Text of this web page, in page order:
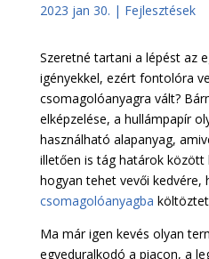
2023 jan 30. | Fejlesztések
Szeretné tartani a lépést az
igényekkel, ezért fontolóra
csomagolóanyagra vált?
elképzelése, a hullámpapír
használható alapanyag,
illetően is tág határok között
hogyan tehet vevői kedvére,
csomagolóanyagba
Ma már igen kevés olyan
egyeduralkodó a piacon, a